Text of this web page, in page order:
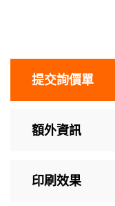
提交詢價單
額外資訊
印刷效果